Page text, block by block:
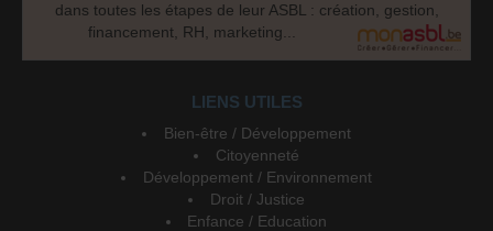
dans toutes les étapes de leur ASBL : création, gestion,
financement, RH, marketing...
LIENS UTILES
Bien-être / Développement
Citoyenneté
Développement / Environnement
Droit / Justice
Enfance / Education